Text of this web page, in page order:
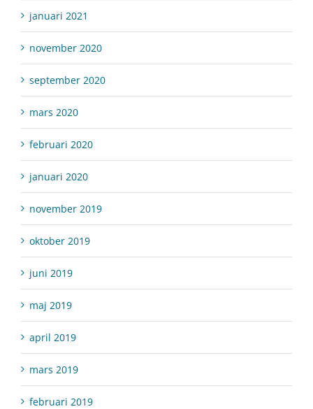
januari 2021
november 2020
september 2020
mars 2020
februari 2020
januari 2020
november 2019
oktober 2019
juni 2019
maj 2019
april 2019
mars 2019
februari 2019